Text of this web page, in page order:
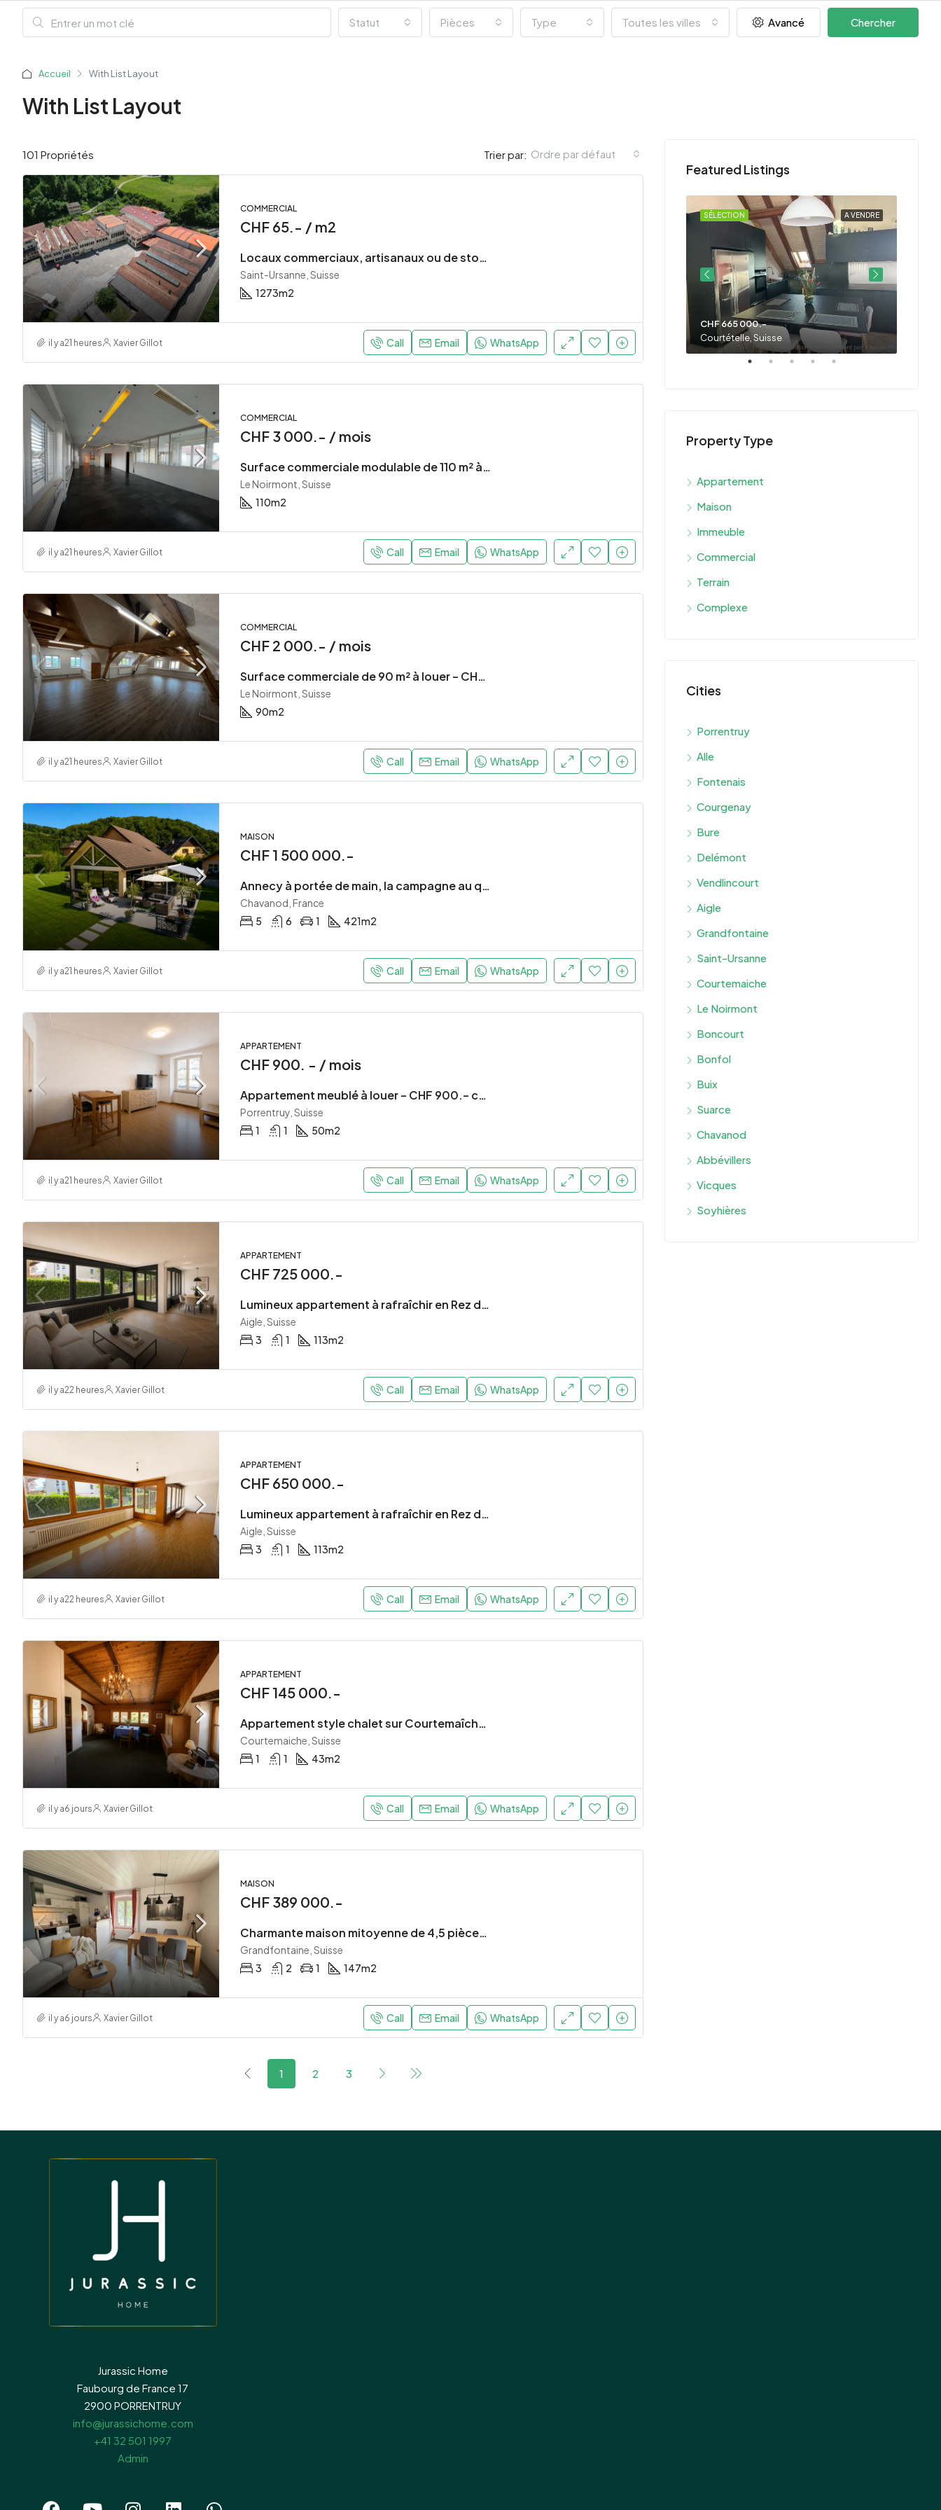
Statut Pièces Type Toutes les villes Avancé Chercher
Accueil With List Layout
With List Layout
101 Propriétés Trier par: Ordre par défaut
COMMERCIAL
CHF 65.- / m2
Locaux commerciaux, artisanaux ou de stockage à louer à Saint-Ursanne
Saint-Ursanne, Suisse
1273m2
il y a21 heures Xavier Gillot Call Email WhatsApp
COMMERCIAL
CHF 3 000.- / mois
Surface commerciale modulable de 110 m² à louer – CHF 3’000.– / mois – Le Noirmont
Le Noirmont, Suisse
110m2
il y a21 heures Xavier Gillot Call Email WhatsApp
COMMERCIAL
CHF 2 000.- / mois
Surface commerciale de 90 m² à louer – CHF 2’000.– / mois – Le Noirmont
Le Noirmont, Suisse
90m2
il y a21 heures Xavier Gillot Call Email WhatsApp
MAISON
CHF 1 500 000.-
Annecy à portée de main, la campagne au quotidien
Chavanod, France
5
6 1 421m2
il y a21 heures Xavier Gillot Call Email WhatsApp
APPARTEMENT
CHF 900. - / mois
Appartement meublé à louer – CHF 900.– charges comprises
Porrentruy, Suisse
1
1 50m2
il y a21 heures Xavier Gillot Call Email WhatsApp
APPARTEMENT
CHF 725 000.-
Lumineux appartement à rafraîchir en Rez de jardin
Aigle, Suisse
3
1 113m2
il y a22 heures Xavier Gillot Call Email WhatsApp
APPARTEMENT
CHF 650 000.-
Lumineux appartement à rafraîchir en Rez de jardin
Aigle, Suisse
3
1 113m2
il y a22 heures Xavier Gillot Call Email WhatsApp
APPARTEMENT
CHF 145 000.-
Appartement style chalet sur Courtemaîche – 2,5 pièces
Courtemaiche, Suisse
1
1 43m2
il y a6 jours Xavier Gillot Call Email WhatsApp
MAISON
CHF 389 000.-
Charmante maison mitoyenne de 4,5 pièces avec jardin, cave voûtée et garage à Grandfontaine
Grandfontaine, Suisse
3
2 1 147m2
il y a6 jours Xavier Gillot Call Email WhatsApp
1 2 3
Featured Listings
420 000€
Callas, France
A VENDRE
SÉLECTION
CHF 665 000.-
Courtételle, Suisse
Property Type
Appartement
Maison
Immeuble
Commercial
Terrain
Complexe
Cities
Porrentruy
Alle
Fontenais
Courgenay
Bure
Delémont
Vendlincourt
Aigle
Grandfontaine
Saint-Ursanne
Courtemaiche
Le Noirmont
Boncourt
Bonfol
Buix
Suarce
Chavanod
Abbévillers
Vicques
Soyhières
Jurassic Home
Faubourg de France 17
2900 PORRENTRUY
info@jurassichome.com
+41 32 501 1997
Admin